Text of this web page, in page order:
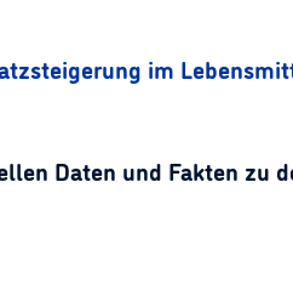
im
Daten und Fakten zu